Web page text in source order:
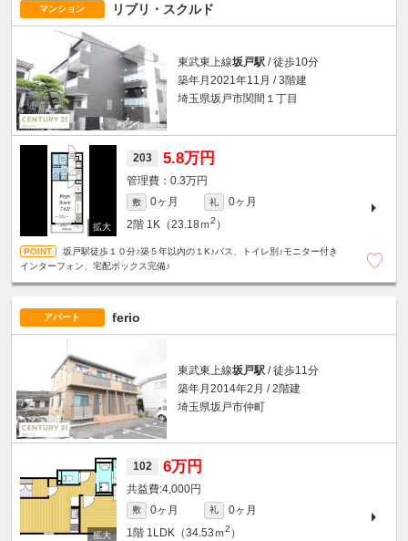
マンション リブリ・スクルド
東武東上線坂戸駅 / 徒歩10分
築年月2021年11月 / 3階建
埼玉県坂戸市関間１丁目
203 5.8万円
0.3万円
敷 0ヶ月 礼
0ヶ月
2階 1K（23.18ｍ2 ）
坂戸駅徒歩１０分♪築５年以内の１K♪バス、トイレ別♪モニター付き
インターフォン、宅配ボックス完備♪
アパート ferio
東武東上線坂戸駅 / 徒歩11分
築年月2014年2月 / 2階建
埼玉県坂戸市仲町
102 6万円
4,000円
敷 0ヶ月 礼
0ヶ月
1階 1LDK（34.53ｍ2 ）